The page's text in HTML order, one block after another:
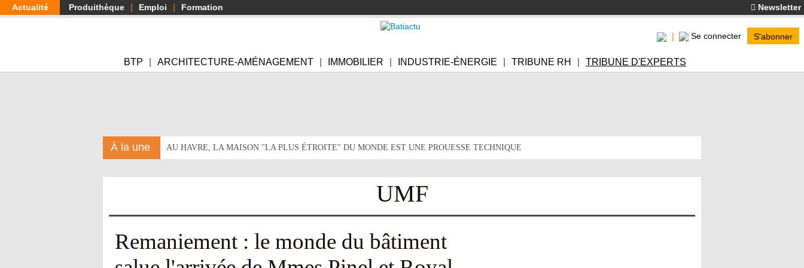
Aller
au
Actualité Produithèque Emploi Formation Newsletter
Se connecter S'abonner
BTP ARCHITECTURE-AMÉNAGEMENT IMMOBILIER INDUSTRIE-ÉNERGIE TRIBUNE RH TRIBUNE D'EXPERTS
À la une AU HAVRE, LA MAISON "LA PLUS ÉTROITE" DU MONDE EST UNE PROUESSE TECHNIQUE
UMF
Remaniement : le monde du bâtiment